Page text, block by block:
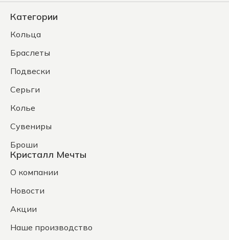
Категории
Кольца
Браслеты
Подвески
Серьги
Колье
Сувениры
Броши
Кристалл Мечты
О компании
Новости
Акции
Наше производство